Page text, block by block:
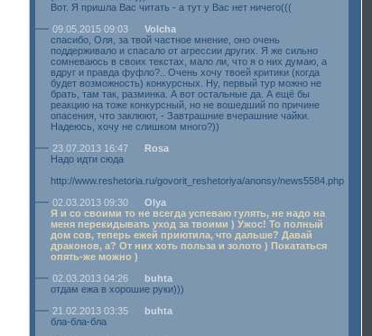
Вот. Я пришла Вас читать - а тут у Вас нет ничего(((
09.05.2015 09:03
Volcha
спасибо, Оля, за твой частное мнение, оно очень
поддерживало и спасало от агрессии других. Я же сильно
сомневаюсь в своих текстах, мало ли, что я о них думаю, а
вдруг и правда фуфло?.. Очень хочу твоей критики (когда
будет возможность) конкурсных. Ну, первый тур можно не
брать, там так, разминка. А вот остальные да. А ещё бы
реакцию на тоже конкурсный, но не вошедший по причине
опасения, что заклюют, - Завтрашние вчерашние чайки.
Надеюсь, хочу не слишком много?))
23.07.2013 16:47
Rosa
Надо идти сюда
http://www.reshetoria.ru/govorit_reshetoriya/anonsy/news5584.php
02.03.2013 09:30
Olya
Я и со своими то не всегда успеваю гулять, не надо на
меня перекидывать уход за твоими ) Ужос! То полный
дом сов, теперь ежей приютила, что дальше? Давай
драконов, а? От них хоть польза и золото ) Покататься
опять-же можно )
02.03.2013 04:26
buhta
отдам ежа в хорошие руки)))
21.02.2013 03:35
buhta
бла-бла-бла